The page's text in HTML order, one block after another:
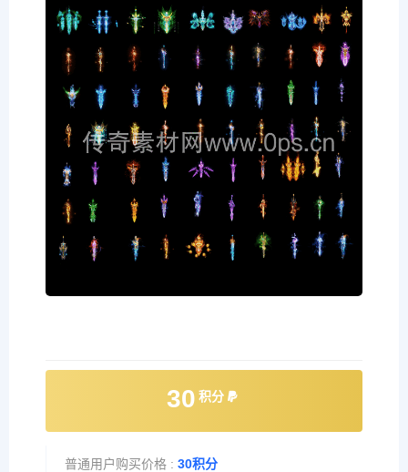
30 积分
普通用户购买价格 : 30积分